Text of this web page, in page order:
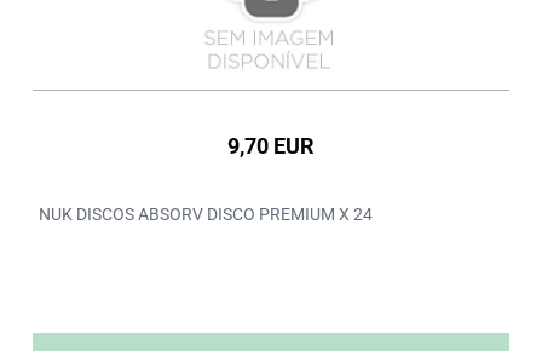
9,70 EUR
NUK DISCOS ABSORV DISCO PREMIUM X 24